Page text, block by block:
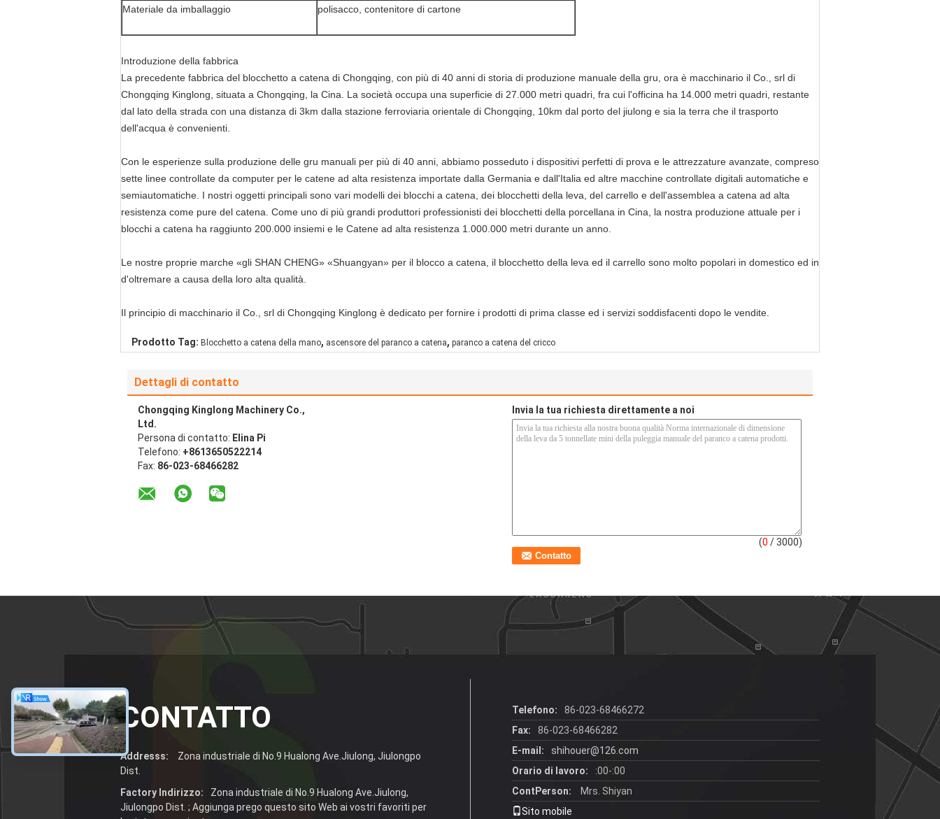
Materiale da imballaggio
polisacco, contenitore di cartone
Introduzione della fabbrica
La precedente fabbrica del blocchetto a catena di Chongqing, con più di 40 anni di storia di produzione manuale della gru, ora è macchinario il Co., srl di
Chongqing Kinglong, situata a Chongqing, la Cina. La società occupa una superficie di 27.000 metri quadri, fra cui l'officina ha 14.000 metri quadri, restante
dal lato della strada con una distanza di 3km dalla stazione ferroviaria orientale di Chongqing, 10km dal porto del jiulong e sia la terra che il trasporto
dell'acqua è convenienti.
Con le esperienze sulla produzione delle gru manuali per più di 40 anni, abbiamo posseduto i dispositivi perfetti di prova e le attrezzature avanzate, compreso
sette linee controllate da computer per le catene ad alta resistenza importate dalla Germania e dall'Italia ed altre macchine controllate digitali automatiche e
semiautomatiche. I nostri oggetti principali sono vari modelli dei blocchi a catena, dei blocchetti della leva, del carrello e dell'assemblea a catena ad alta
resistenza come pure del catena. Come uno di più grandi produttori professionisti dei blocchetti della porcellana in Cina, la nostra produzione attuale per i
blocchi a catena ha raggiunto 200.000 insiemi e le Catene ad alta resistenza 1.000.000 metri durante un anno.
Le nostre proprie marche «gli SHAN CHENG» «Shuangyan» per il blocco a catena, il blocchetto della leva ed il carrello sono molto popolari in domestico ed in
d'oltremare a causa della loro alta qualità.
Il principio di macchinario il Co., srl di Chongqing Kinglong è dedicato per fornire i prodotti di prima classe ed i servizi soddisfacenti dopo le vendite.
Prodotto Tag: Blocchetto a catena della mano, ascensore del paranco a catena, paranco a catena del cricco
Dettagli di contatto
Chongqing Kinglong Machinery Co.,
Ltd.
Persona di contatto: Elina Pi
Telefono: +8613650522214
Fax: 86-023-68466282
Invia la tua richiesta direttamente a noi
(0 / 3000)
CONTATTO
Addresss:
Zona industriale di No.9 Hualong Ave.Jiulong, Jiulongpo
Dist.
Factory Indirizzo:
Zona industriale di No.9 Hualong Ave.Jiulong,
Jiulongpo Dist. ; Aggiunga prego questo sito Web ai vostri favoriti per
Telefono:
86-023-68466272
Fax:
86-023-68466282
E-mail:
shihouer@126.com
Orario di lavoro:
:00-:00
ContPerson:
Mrs. Shiyan
Sito mobile